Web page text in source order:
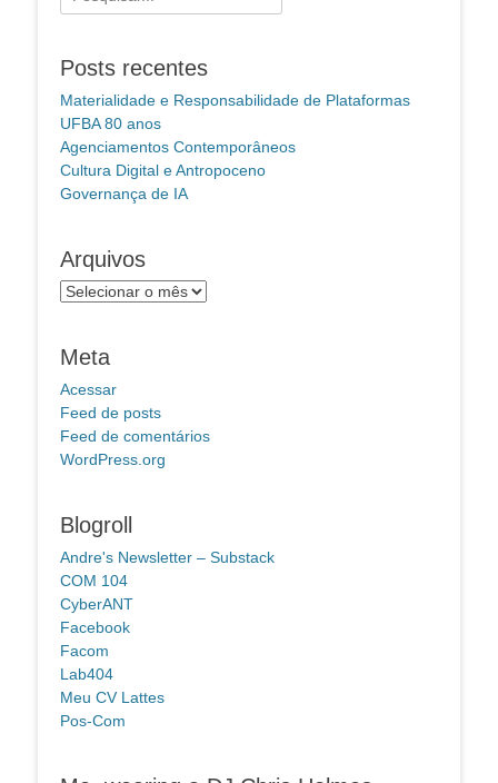
por:
Posts recentes
Materialidade e Responsabilidade de Plataformas
UFBA 80 anos
Agenciamentos Contemporâneos
Cultura Digital e Antropoceno
Governança de IA
Arquivos
Arquivos
Meta
Acessar
Feed de posts
Feed de comentários
WordPress.org
Blogroll
Andre's Newsletter – Substack
COM 104
CyberANT
Facebook
Facom
Lab404
Meu CV Lattes
Pos-Com